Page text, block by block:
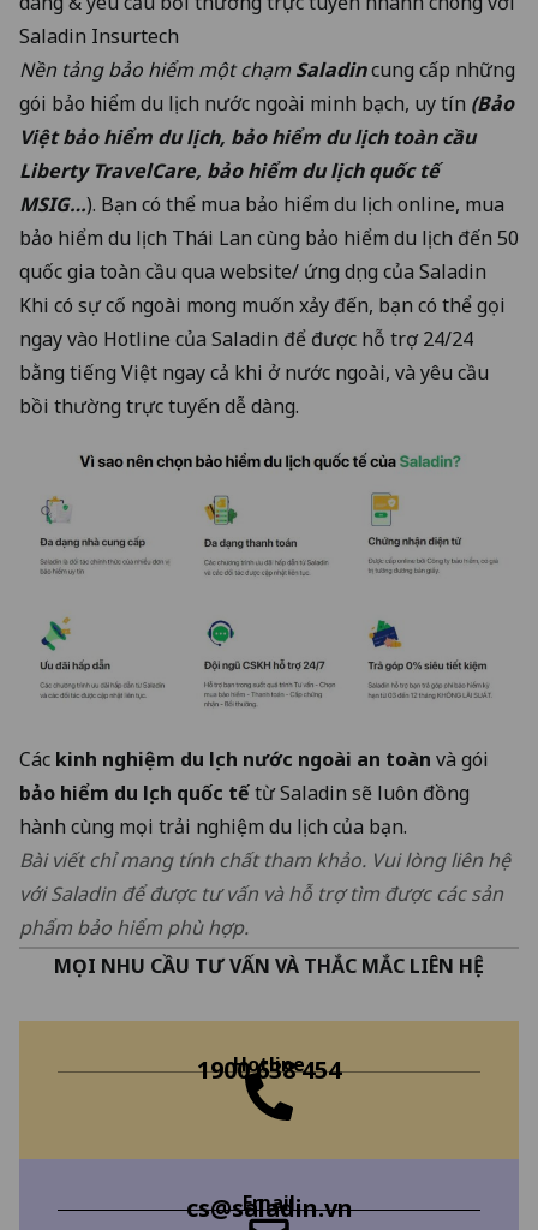
Saladin Insurtech
Nền tảng bảo hiểm một chạmSaladincung cấp những
gói bảo hiểm du lịch nước ngoài minh bạch, uy tín (Bảo
Việt bảo hiểm du lịch, bảo hiểm du lịch toàn cầu
Liberty TravelCare, bảo hiểm du lịch quốc tế
MSIG…). Bạn có thể mua bảo hiểm du lịch online, mua
bảo hiểm du lịch Thái Lan cùng bảo hiểm du lịch đến 50
quốc gia toàn cầu qua website/ ứng dụng của Saladin
Khi có sự cố ngoài mong muốn xảy đến, bạn có thể gọi
ngay vào Hotline của Saladin để được hỗ trợ 24/24
bằng tiếng Việt ngay cả khi ở nước ngoài, và yêu cầu
bồi thường trực tuyến dễ dàng.
Các kinh nghiệm du lịch nước ngoài an toàn và gói
bảo hiểm du lịch quốc tếtừ Saladin sẽ luôn đồng
hành cùng mọi trải nghiệm du lịch của bạn.
Bài viết chỉ mang tính chất tham khảo. Vui lòng liên hệ
với Saladin để được tư vấn và hỗ trợ tìm được các sản
phẩm bảo hiểm phù hợp.
MỌI NHU CẦU TƯ VẤN VÀ THẮC MẮC LIÊN HỆ
Hotline
1900 638 454
Email
cs@saladin.vn